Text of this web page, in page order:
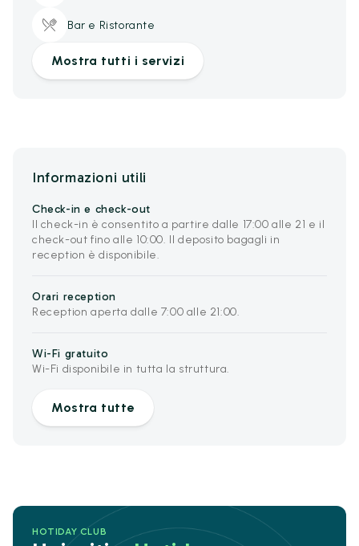
Bar e Ristorante
Mostra tutti i servizi
Informazioni utili
Check-in e check-out
Il check-in è consentito a partire dalle 17:00 alle 21 e il
check-out fino alle 10:00. Il deposito bagagli in
reception è disponibile.
Orari reception
Reception aperta dalle 7:00 alle 21:00.
Wi-Fi gratuito
Wi-Fi disponibile in tutta la struttura.
Mostra tutte
HOTIDAY CLUB